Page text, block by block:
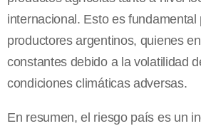
internacional. Esto es fundamental
productores argentinos, quienes
constantes debido a la volatilidad
condiciones climáticas adversas.
En resumen, el riesgo país es un